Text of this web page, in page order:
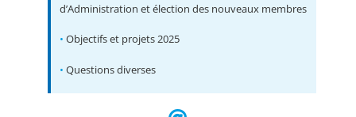
d’Administration et élection des nouveaux membres
• Objectifs et projets 2025
• Questions diverses